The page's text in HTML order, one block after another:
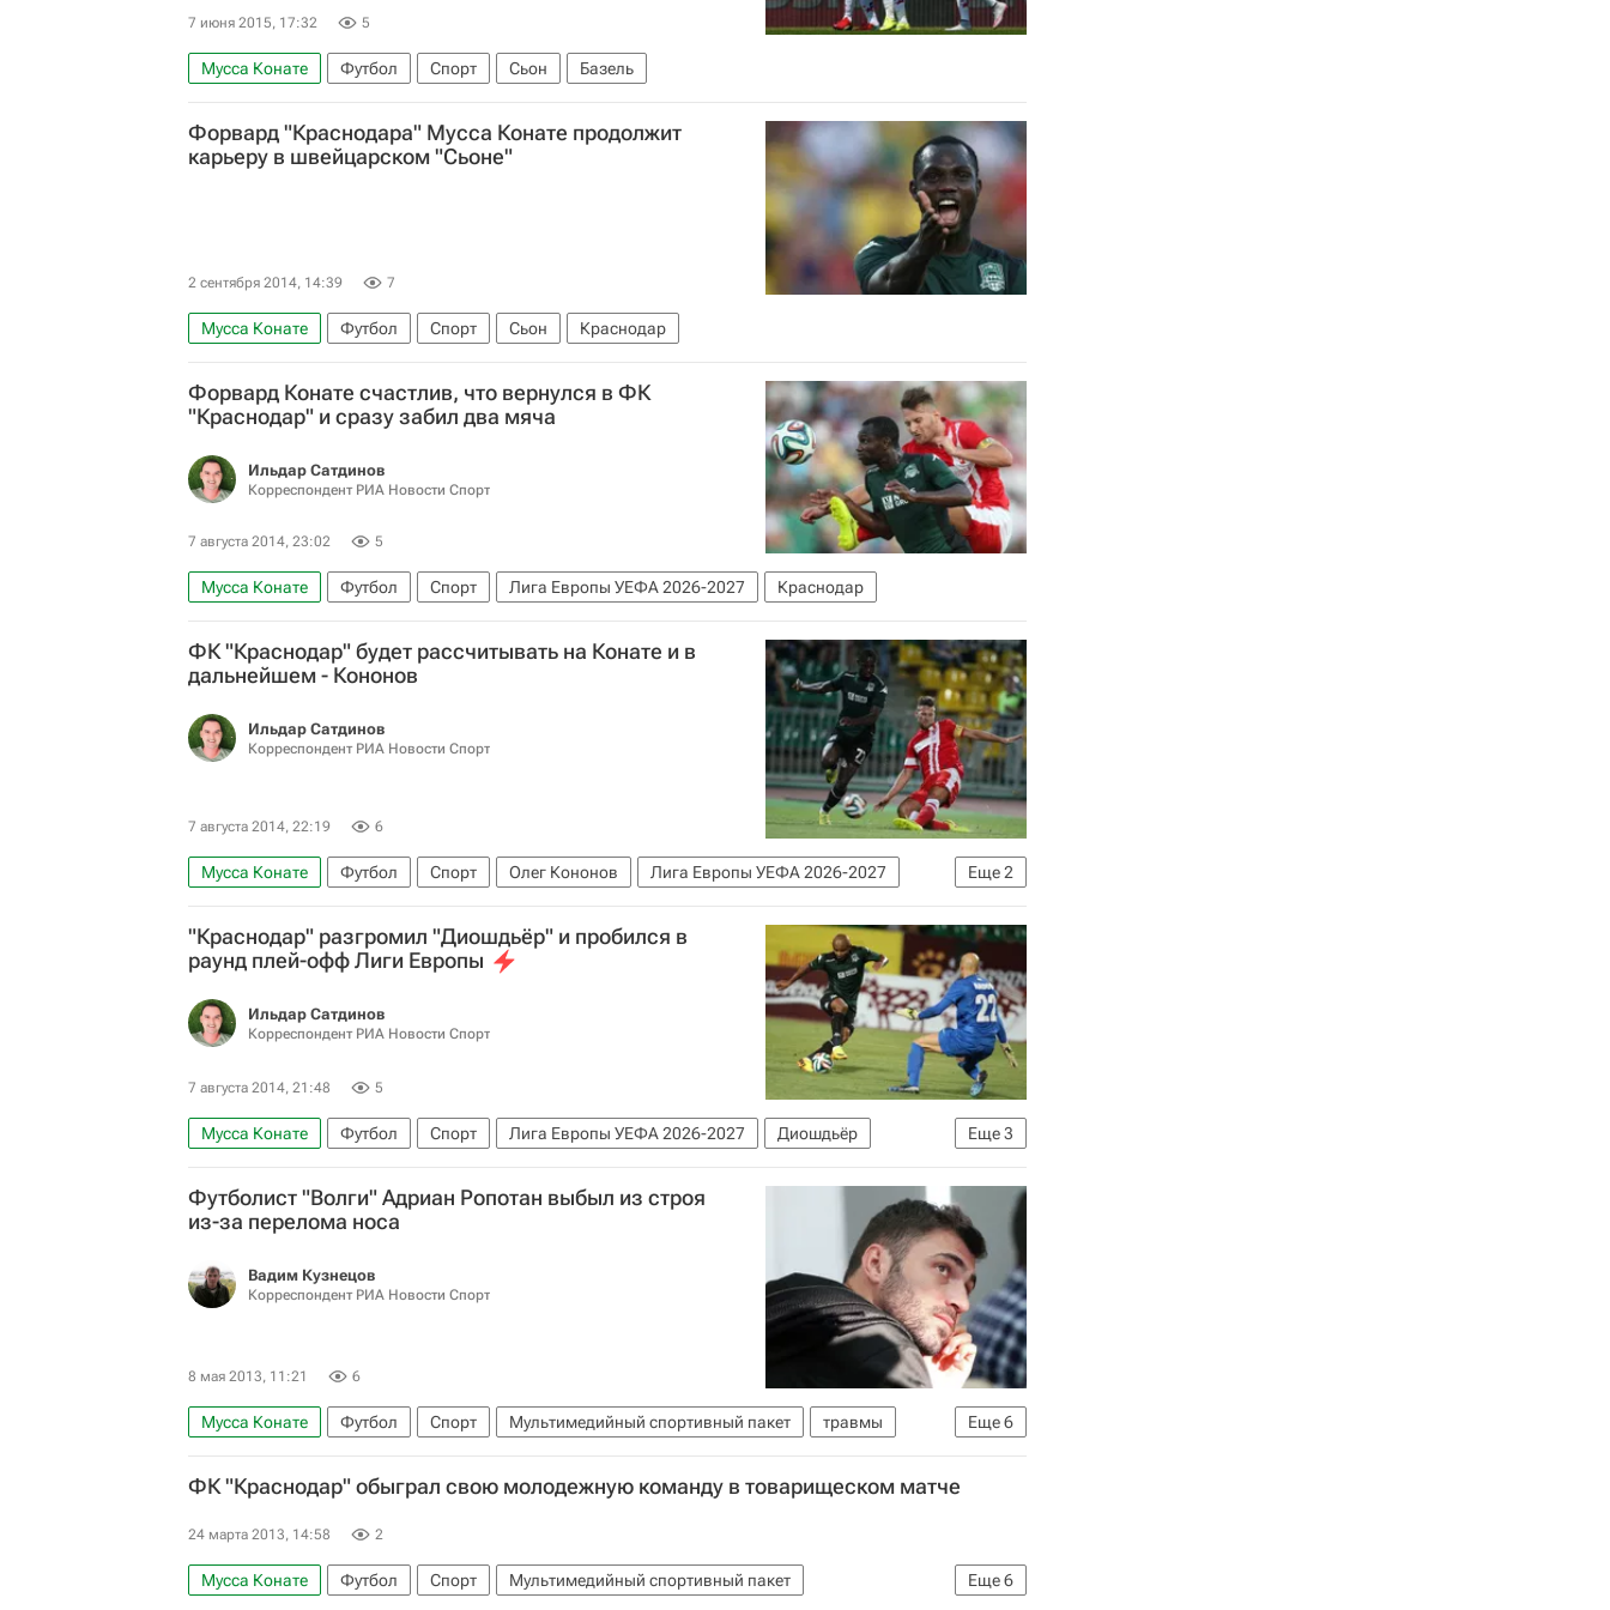
7 июня 2015, 17:32 5
Мусса Конате Футбол Спорт Сьон Базель
Форвард "Краснодара" Мусса Конате продолжит
карьеру в швейцарском "Сьоне"
2 сентября 2014, 14:39 7
Мусса Конате Футбол Спорт Сьон Краснодар
Форвард Конате счастлив, что вернулся в ФК
"Краснодар" и сразу забил два мяча
Ильдар Сатдинов
Корреспондент РИА Новости Спорт
7 августа 2014, 23:02 5
Мусса Конате Футбол Спорт Лига Европы УЕФА 2026-2027 Краснодар
ФК "Краснодар" будет рассчитывать на Конате и в
дальнейшем - Кононов
Ильдар Сатдинов
Корреспондент РИА Новости Спорт
7 августа 2014, 22:19 6
Еще2
Мусса Конате Футбол Спорт Олег Кононов
Лига Европы УЕФА 2026-2027
Диошдьёр
Краснодар
"Краснодар" разгромил "Диошдьёр" и пробился в
раунд плей-офф Лиги Европы
Ильдар Сатдинов
Корреспондент РИА Новости Спорт
7 августа 2014, 21:48 5
Еще3
Мусса Конате Футбол Спорт Лига Европы УЕФА 2026-2027
Диошдьёр
Краснодар
Марат Измайлов Ари
Футболист "Волги" Адриан Ропотан выбыл из строя
из-за перелома носа
Вадим Кузнецов
Корреспондент РИА Новости Спорт
8 мая 2013, 11:21 6
Еще6
Мусса Конате Футбол Спорт Мультимедийный спортивный пакет
травмы
КДК РФС
РПЛ 2026-2027 (Чемпионат России по футболу)
Волга (Нижний Новгород)
Алания
Краснодар Адриан Ропотан
ФК "Краснодар" обыграл свою молодежную команду в товарищеском матче
24 марта 2013, 14:58 2
Еще6
Мусса Конате Футбол Спорт
Мультимедийный спортивный пакет